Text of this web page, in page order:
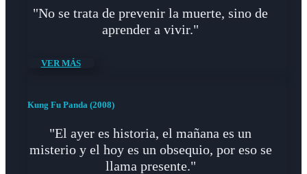
"No se trata de prevenir la muerte, sino de
aprender a vivir."
VER MÁS
Kung Fu Panda (2008)
"El ayer es historia, el mañana es un
misterio y el hoy es un obsequio, por eso se
llama presente."